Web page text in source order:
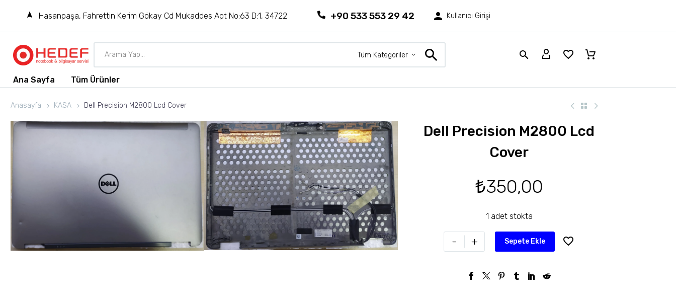
Hasanpaşa, Fahrettin Kerim Gökay Cd Mukaddes Apt No:63 D:1, 34722 +90 533 553 29 42 Kullanıcı Girişi
Tüm Kategoriler
Ana Sayfa Tüm Ürünler
Anasayfa KASA Dell Precision M2800 Lcd Cover
Dell Precision M2800 Lcd
Cover
₺350,00
1 adet stokta
- + Sepete Ekle